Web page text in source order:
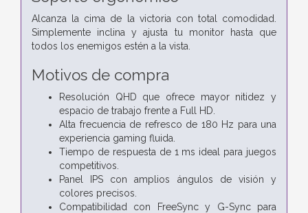
Alcanza la cima de la victoria con total comodidad.
Simplemente inclina y ajusta tu monitor hasta que
todos los enemigos estén a la vista.
Motivos de compra
Resolución QHD que ofrece mayor nitidez y
espacio de trabajo frente a Full HD.
Alta frecuencia de refresco de 180 Hz para una
experiencia gaming fluida.
Tiempo de respuesta de 1 ms ideal para juegos
competitivos.
Panel IPS con amplios ángulos de visión y
colores precisos.
Compatibilidad con FreeSync y G-Sync para